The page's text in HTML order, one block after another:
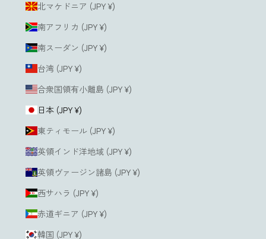
北マケドニア (JPY ¥)
南アフリカ (JPY ¥)
南スーダン (JPY ¥)
台湾 (JPY ¥)
合衆国領有小離島 (JPY ¥)
日本 (JPY ¥)
東ティモール (JPY ¥)
英領インド洋地域 (JPY ¥)
英領ヴァージン諸島 (JPY ¥)
西サハラ (JPY ¥)
赤道ギニア (JPY ¥)
韓国 (JPY ¥)